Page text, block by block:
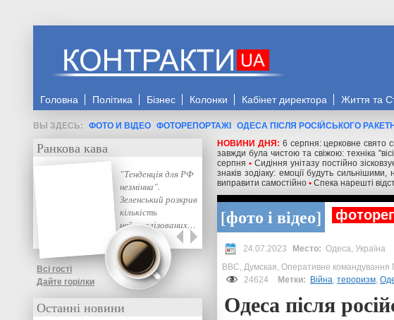
Головна Політика Бізнес Колонки Кабінет директора Життя та
ФОТО И ВІДЕО ФОТОРЕПОРТАЖІ
ОДЕСА ПІСЛЯ РОСІЙСЬКОГО
НОВИНИ ДНЯ: 6 серпня: церковне свято
завжди була чистою та свіжою: техніка
серпня • Сидіння унітазу постійно
знаків зодіаку: емоції будуть сильнішими,
виправити самостійно • Спека нарешті
фото і відео
24.07.2023 Одеса, Україна
BBC, Думская, Оперативне командування
24624
Метки: Війна, тероризм,
Одеса після
Ранкова кава
"Тенденція для РФ
незмінна".
Зеленський розкрив
кількість
нейтралізованих…
Всі гості
Дайте горілки
Останні новини